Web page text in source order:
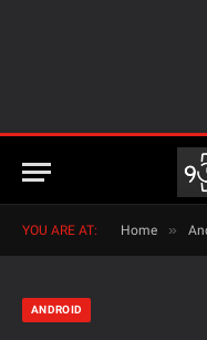
YOU ARE AT: Home »
ANDROID